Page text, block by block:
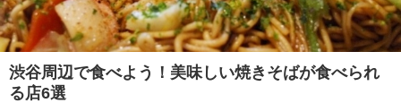
渋谷周辺で食べよう！美味しい焼きそばが食べられ
る店6選